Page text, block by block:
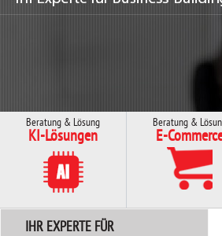
Beratung & Lösung
KI-Lösungen
Beratung &
E-
IHR EXPERTE FÜR